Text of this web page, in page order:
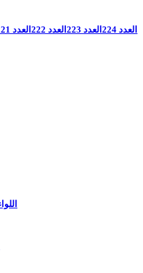
العدد 224 العدد 223 العدد 222 العدد 221